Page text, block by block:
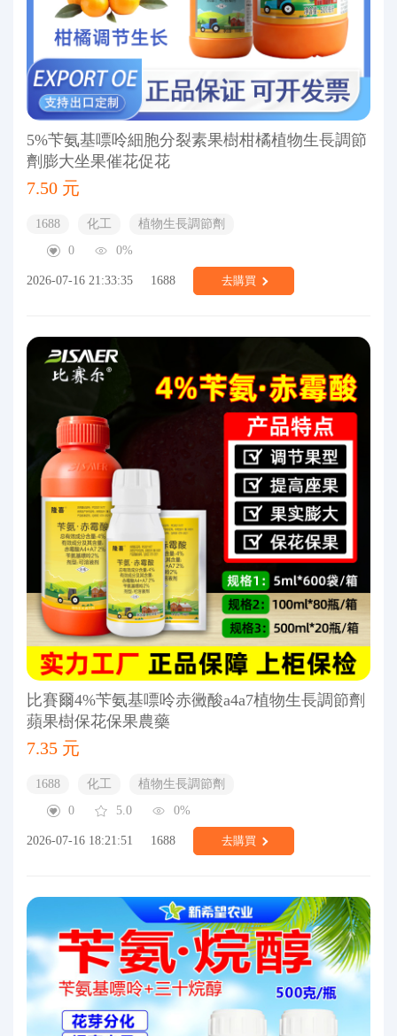
5%苄氨基嘌呤細胞分裂素果樹柑橘植物生長調節
劑膨大坐果催花促花
7.50 元
1688 化工
植物生長調節劑
0
0%
2026-07-16 21:33:35 1688 去購買
比賽爾4%苄氨基嘌呤赤黴酸a4a7植物生長調節劑
蘋果樹保花保果農藥
7.35 元
1688 化工
植物生長調節劑
0
5.0 0%
2026-07-16 18:21:51 1688 去購買